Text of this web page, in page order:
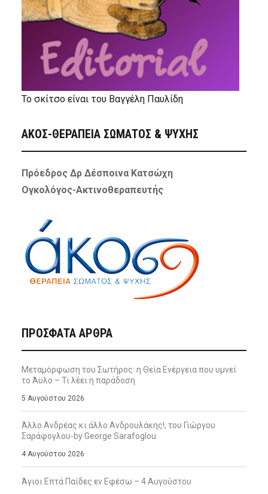
Το σκίτσο είναι του Βαγγέλη Παυλίδη
ΑΚΟΣ-ΘΕΡΑΠΕΙΑ ΣΩΜΑΤΟΣ & ΨΥΧΗΣ
Πρόεδρος Δρ Δέσποινα Κατσώχη
Ογκολόγος-Ακτινοθεραπευτής
ΠΡΌΣΦΑΤΑ ΆΡΘΡΑ
Μεταμόρφωση του Σωτήρος: η Θεία Ενέργεια που υμνεί
το Άϋλο – Τι λέει η παράδοση
5 Αυγούστου 2026
Άλλο Ανδρέας κι άλλο Ανδρουλάκης!, του Γιώργου
Σαράφογλου-by George Sarafoglou
4 Αυγούστου 2026
Άγιοι Επτά Παίδες εν Εφέσω – 4 Αυγούστου